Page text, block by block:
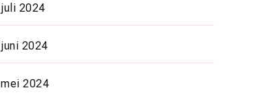
juli 2024
juni 2024
mei 2024